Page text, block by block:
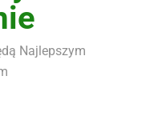
Najlepszym